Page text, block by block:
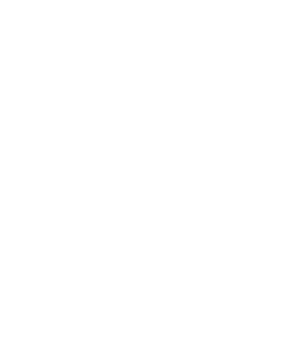
Baráka, oblastního
plán stěhování ale stačil jiný úhel
vyřešit hned tři starosti